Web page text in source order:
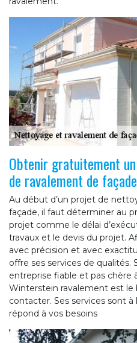
Obtenir gratuitement
de ravalement de
Au début d’un projet de
façade, il faut déterminer au
projet comme le délai
travaux et le devis du projet.
avec précision et avec
offre ses services de qualités.
entreprise fiable et pas chère
Winterstein ravalement est le
contacter. Ses services sont
répond à vos besoins